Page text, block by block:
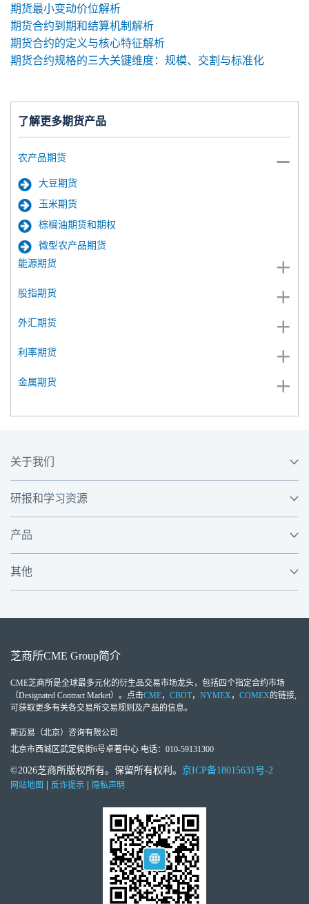
了解更多期货产品
农产品期货
大豆期货
玉米期货
棕榈油期货和期权
微型农产品期货
能源期货
股指期货
外汇期货
利率期货
金属期货
期货最小变动价位解析
期货合约到期和结算机制解析
期货合约的定义与核心特征解析
期货合约规格的三大关键维度：规模、交割与标准化
关于我们
研报和学习资源
产品
其他
芝商所CME Group简介
CME芝商所是全球最多元化的衍生品交易市场龙头，包括四个指定合约市场
（Designated Contract Market）。点击CME， CBOT， NYMEX ， COMEX的链接,
可获取更多有关各交易所交易规则及产品的信息。
斯迈易（北京）咨询有限公司
北京市西城区武定侯街6号卓著中心 电话：010-59131300
©2026芝商所版权所有。保留所有权利。 京ICP备18015631号-2
网站地图 | 反诈提示 | 隐私声明